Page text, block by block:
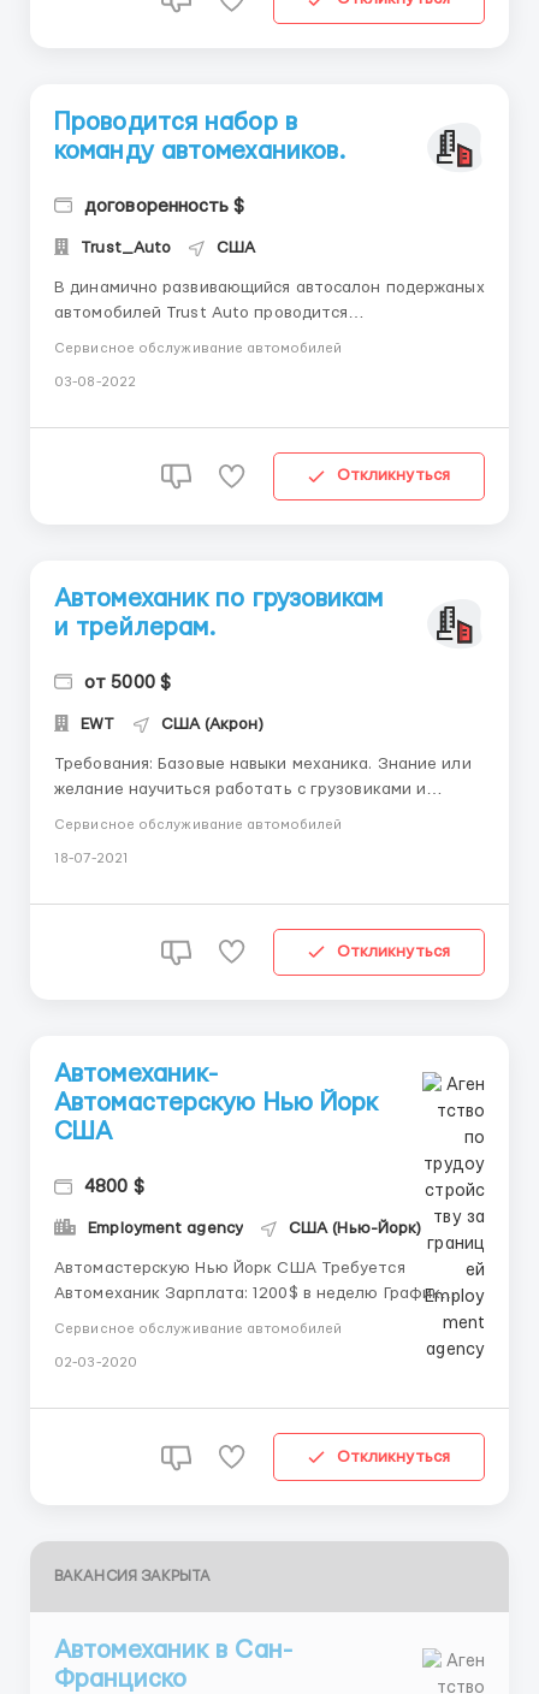
Проводится набор в
команду автомехаников.
договоренность $
Trust_Auto США
В динамично развивающийся автосалон подержаных
автомобилей Trust Auto проводится
приглашаются опытные и перспективные
Сервисное обслуживание автомобилей
03-08-2022
Откликнуться
Автомеханик по грузовикам
и трейлерам.
от 5000 $
EWT США (Акрон)
Требования: Базовые навыки механика. Знание или
желание научиться работать с грузовиками и
компании (около 100 юнитов). Предоставим
Сервисное обслуживание автомобилей
18-07-2021
Откликнуться
Автомеханик-
Автомастерскую Нью Йорк
США
4800 $
Employment agency США (Нью-Йорк)
Автомастерскую Нью Йорк США Требуется
Автомеханик Зарплата: 1200$ в неделю График
работы : 5 - 6 дней в неделю 8-ми часовой рабочий
+1 407 802 6627 Viber , WhatsApp Тел. 347 492 4878
Сервисное обслуживание автомобилей
02-03-2020
Откликнуться
ВАКАНСИЯ ЗАКРЫТА
Автомеханик в Сан-
Франциско